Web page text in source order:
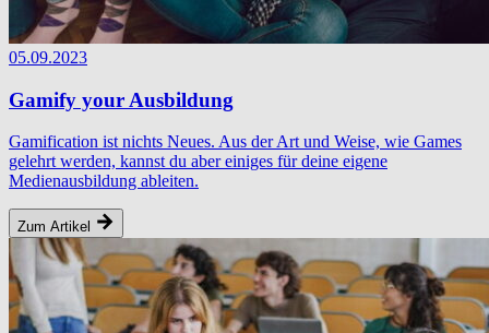
05.09.2023
Gamify your Ausbildung
Gamification ist nichts Neues. Aus der Art und Weise, wie Games
gelehrt werden, kannst du aber einiges für deine eigene
Medienausbildung ableiten.
Zum Artikel